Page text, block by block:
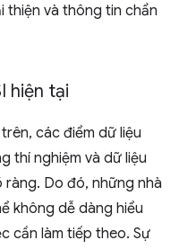
thiện và thông tin chẩn
hiện tại
các điểm dữ liệu
thí nghiệm và dữ liệu
Do đó, những nhà
không dễ dàng hiểu
cần làm tiếp theo. Sự